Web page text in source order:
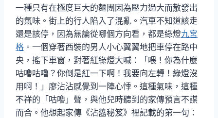
一種只有在極度巨大的麵團因為壓力過大而散發出
的氣味。街上的行人陷入了混亂。汽車不知道該走
還是該停，因為無論從哪個方向看，都是綠燈九宮
格 。一個穿著西裝的男人小心翼翼地把車停在路中
央，搖下車窗，對著紅綠燈大喊：「喂！你為什麼
咕嚕咕嚕？你倒是紅一下啊！我要向左轉！綠燈沒
用啊！」廖沾沾感覺到一陣心悸。這種氣味，這種
不祥的「咕嚕」聲，與他兒時聽到的家傳預言不謀
而合。他想起家傳《沾醬秘笈》裡記載的第一句：